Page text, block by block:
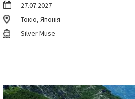
27.07.2027
Токіо, Японія
Silver Muse